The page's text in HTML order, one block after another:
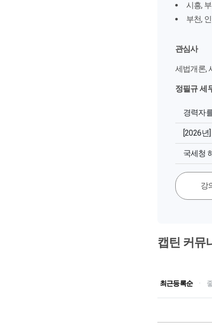
시흥,
부천,
관심사
세법개론,
정필규 세
경력자
[2026년
국세청
강
캡틴 커뮤
최근등록순 ·